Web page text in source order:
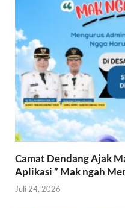
Camat Dendang Ajak
Aplikasi ” Mak ngah
Juli 24, 2026